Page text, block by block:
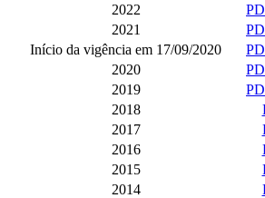
2022
2021
Início da vigência em 17/09/2020
2020
2019
2018
2017
2016
2015
2014